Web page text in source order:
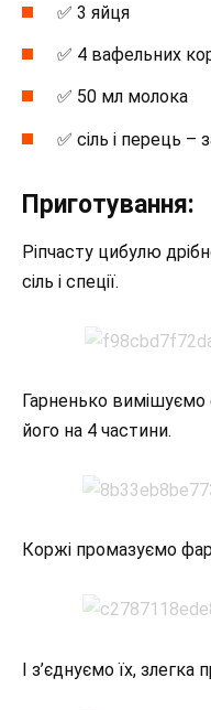
✅ 3 яйця
✅ 4 вафельних
✅ 50 мл молока
✅ сіль і перець –
Приготування:
Ріпчасту цибулю
сіль і спеції.
Гарненько вимішуємо
його на 4 частини.
Коржі промазуємо
І з’єднуємо їх,